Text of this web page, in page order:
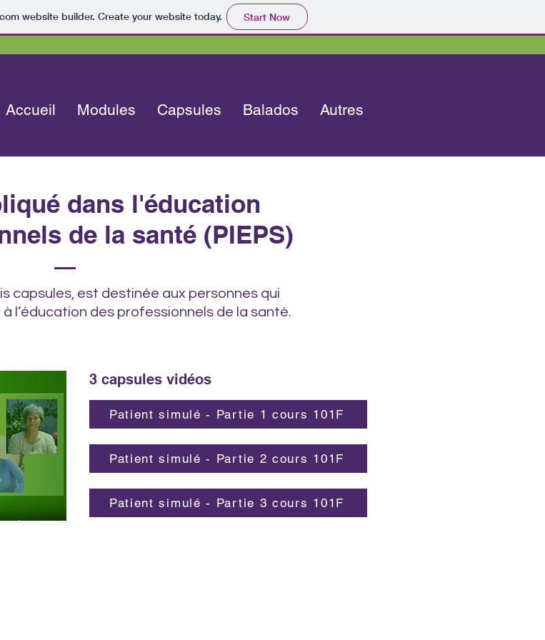
website builder. Create your website today. Start Now
Accueil Modules Capsules Balados Autres
dans l'éducation
de la santé (PIEPS)
capsules, est destinée aux personnes qui
l’éducation des professionnels de la santé.
3 capsules vidéos
Patient simulé - Partie 1 cours 101F
Patient simulé - Partie 2 cours 101F
Patient simulé - Partie 3 cours 101F